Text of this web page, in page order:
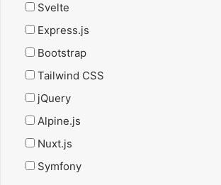
Svelte
Express.js
Bootstrap
Tailwind CSS
jQuery
Alpine.js
Nuxt.js
Symfony